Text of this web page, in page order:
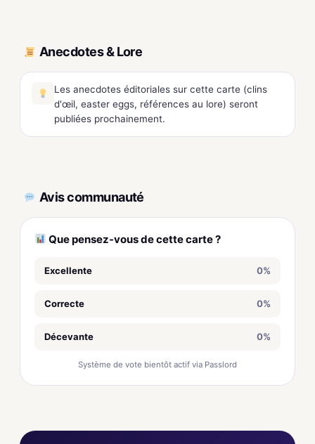
Anecdotes & Lore
Les anecdotes éditoriales sur cette carte (clins
d'œil, easter eggs, références au lore) seront
publiées prochainement.
Avis communauté
Que pensez-vous de cette carte ?
Excellente 0%
Correcte 0%
Décevante 0%
Système de vote bientôt actif via Passlord